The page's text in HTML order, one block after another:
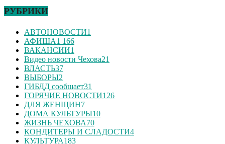
РУБРИКИ
АВТОНОВОСТИ1
АФИША1 166
ВАКАНСИИ1
Видео новости Чехова21
ВЛАСТЬ37
ВЫБОРЫ2
ГИБДД сообщает31
ГОРЯЧИЕ НОВОСТИ126
ДЛЯ ЖЕНЩИН7
ДОМА КУЛЬТУРЫ10
ЖИЗНЬ ЧЕХОВА70
КОНДИТЕРЫ И СЛАДОСТИ4
КУЛЬТУРА183